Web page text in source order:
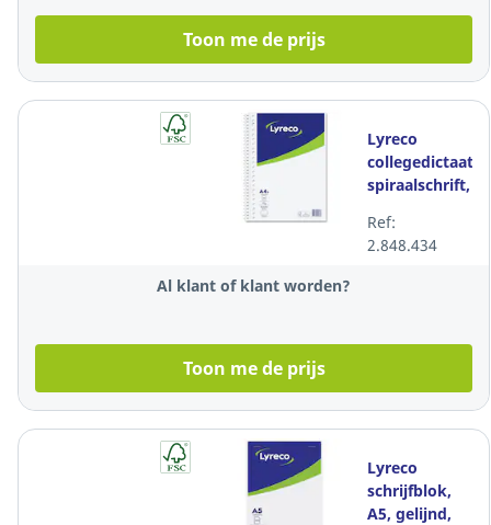
Toon me de prijs
Lyreco
collegedictaat
spiraalschrift,
80 vellen, 23
perforaties
Ref:
2.848.434
Al klant of klant worden?
Toon me de prijs
Lyreco
schrijfblok,
A5, gelijnd,